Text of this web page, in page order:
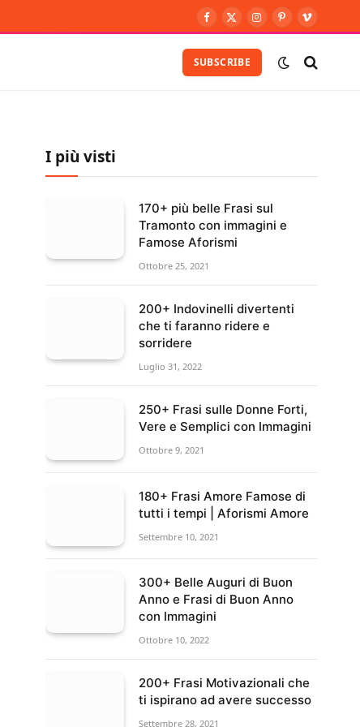
Facebook
X
Instagram
Pinterest
Vimeo
SUBSCRIBE
I più visti
170+ più belle Frasi sul
Tramonto con immagini e
Famose Aforismi
Ottobre 25, 2021
200+ Indovinelli divertenti
che ti faranno ridere e
sorridere
Luglio 31, 2022
250+ Frasi sulle Donne Forti,
Vere e Semplici con Immagini
Ottobre 9, 2021
180+ Frasi Amore Famose di
tutti i tempi | Aforismi Amore
Settembre 10, 2021
300+ Belle Auguri di Buon
Anno e Frasi di Buon Anno
con Immagini
Ottobre 10, 2022
200+ Frasi Motivazionali che
ti ispirano ad avere successo
Settembre 28, 2021